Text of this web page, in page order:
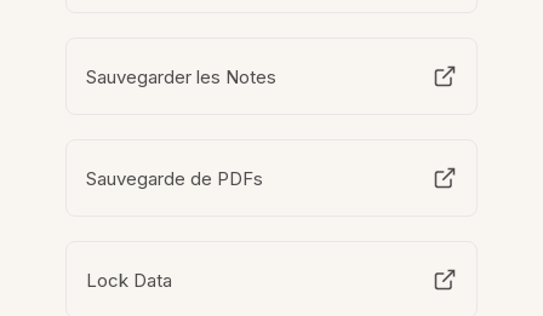
Sauvegarder les Notes
Sauvegarde de PDFs
Lock Data